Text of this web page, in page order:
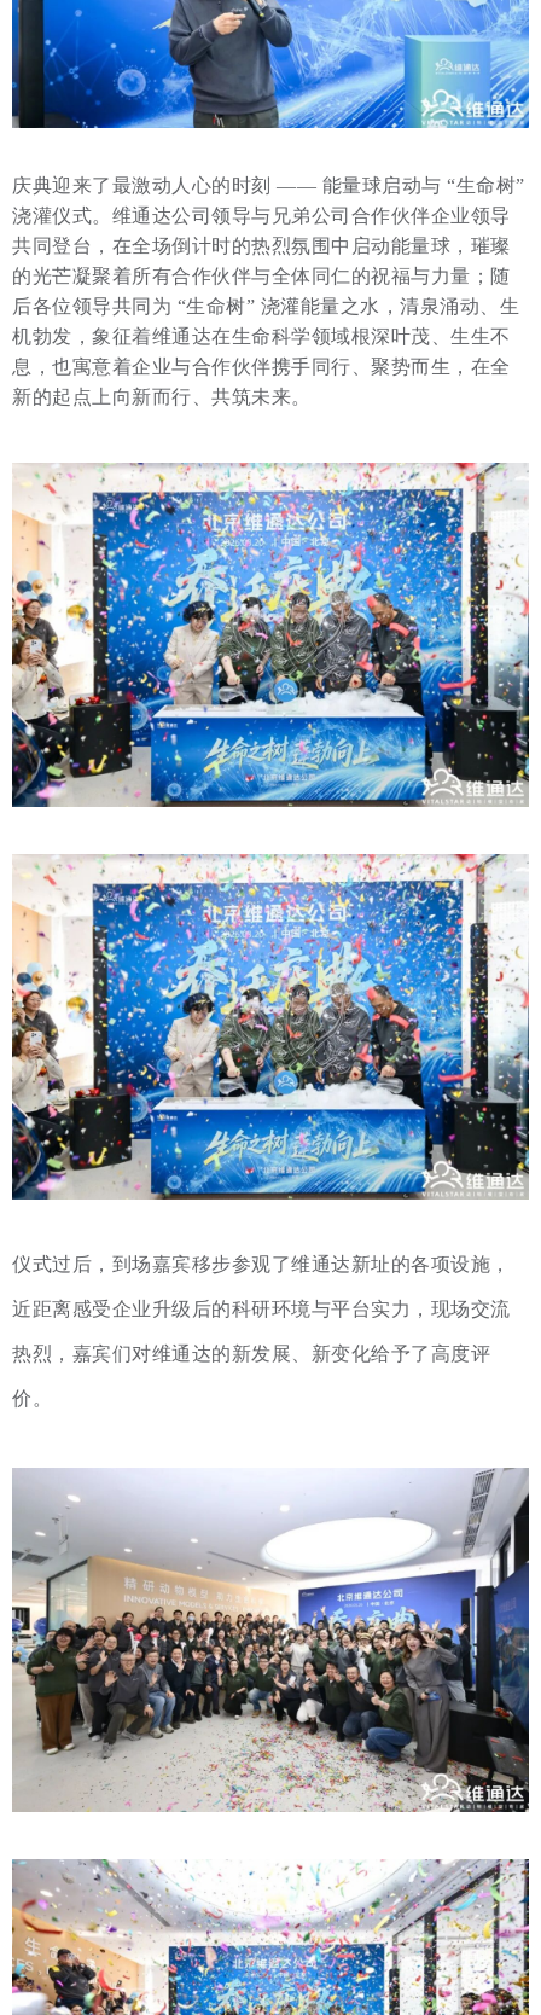
庆典迎来了最激动人心的时刻 —— 能量球启动与 “生命树”
浇灌仪式。维通达公司领导与兄弟公司合作伙伴企业领导
共同登台，在全场倒计时的热烈氛围中启动能量球，璀璨
的光芒凝聚着所有合作伙伴与全体同仁的祝福与力量；随
后各位领导共同为 “生命树” 浇灌能量之水，清泉涌动、生
机勃发，象征着维通达在生命科学领域根深叶茂、生生不
息，也寓意着企业与合作伙伴携手同行、聚势而生，在全
新的起点上向新而行、共筑未来。
仪式过后，到场嘉宾移步参观了维通达新址的各项设施，
近距离感受企业升级后的科研环境与平台实力，现场交流
热烈，嘉宾们对维通达的新发展、新变化给予了高度评
价。